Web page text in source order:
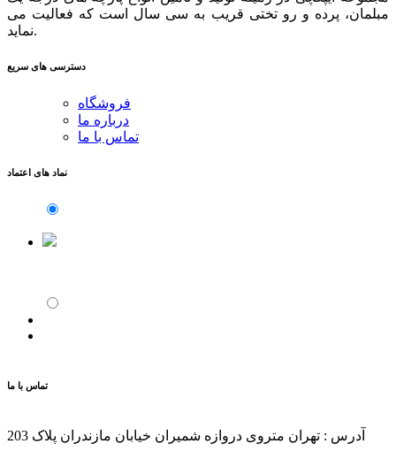
مبلمان، پرده و رو تختی قریب به سی سال است که فعالیت می
نماید.
دسترسی های سریع
فروشگاه
درباره ما
تماس با ما
نماد های اعتماد
تماس با ما
آدرس : تهران متروی دروازه شمیران خیابان مازندران پلاک 203